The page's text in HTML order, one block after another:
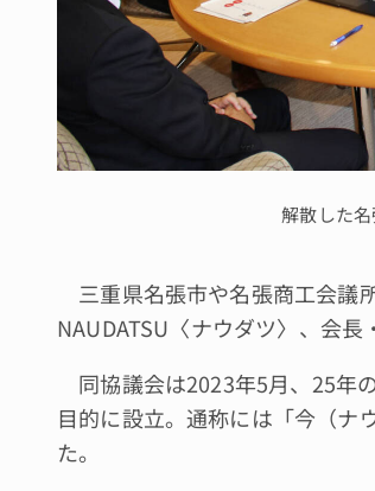
解散した
三重県名張市や名張商工会議
NAUDATSU〈ナウダツ〉、会
同協議会は2023年5月、25年
目的に設立。通称には「今（ナ
た。